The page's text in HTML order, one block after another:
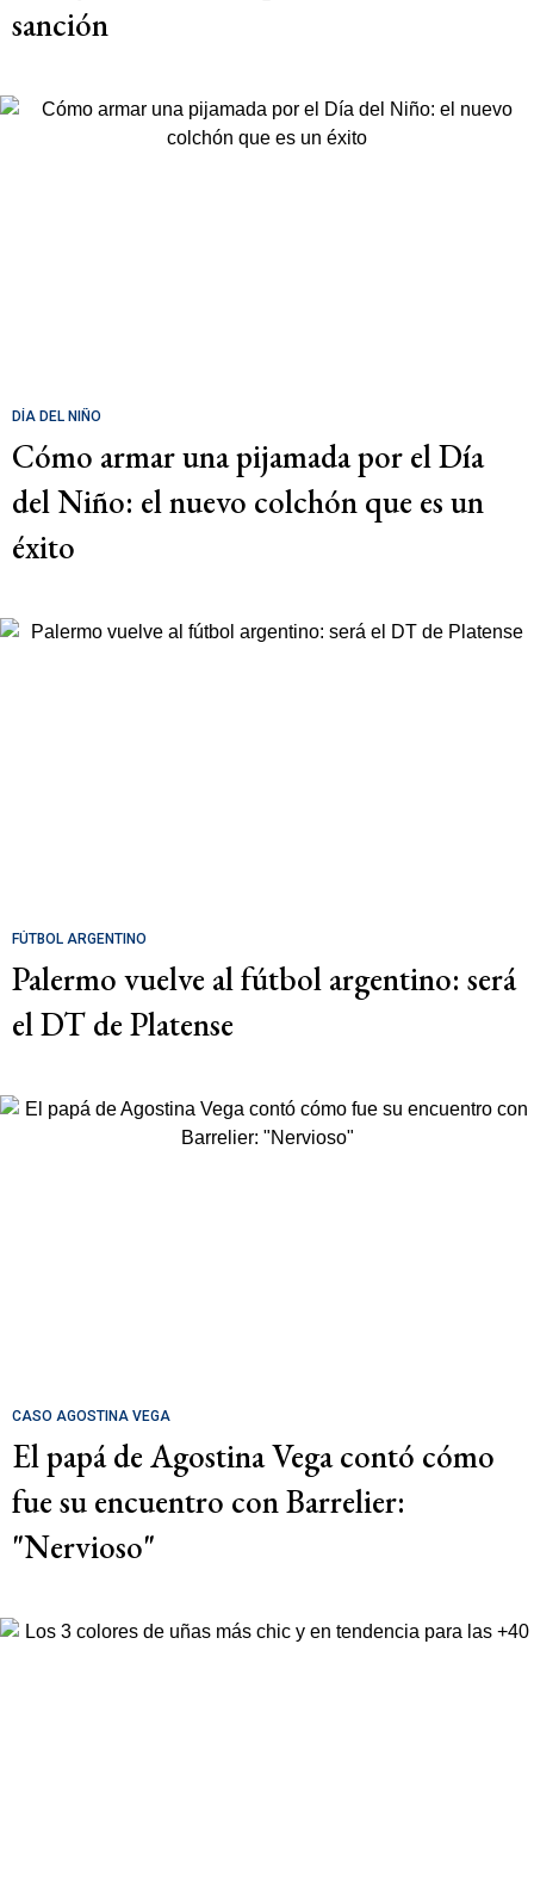
sanción
DÍA DEL NIÑO
Cómo armar una pijamada por el Día
del Niño: el nuevo colchón que es un
éxito
FÚTBOL ARGENTINO
Palermo vuelve al fútbol argentino: será
el DT de Platense
CASO AGOSTINA VEGA
El papá de Agostina Vega contó cómo
fue su encuentro con Barrelier:
"Nervioso"